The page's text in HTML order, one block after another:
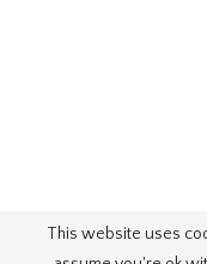
This website uses